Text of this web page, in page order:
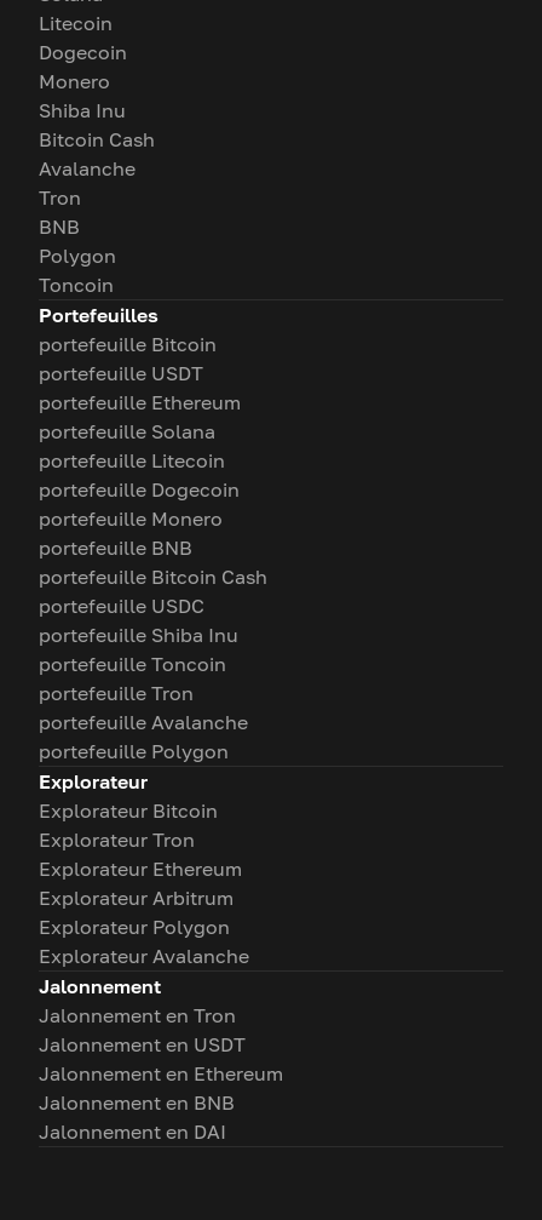
Litecoin
Dogecoin
Monero
Shiba Inu
Bitcoin Cash
Avalanche
Tron
BNB
Polygon
Toncoin
Portefeuilles
portefeuille Bitcoin
portefeuille USDT
portefeuille Ethereum
portefeuille Solana
portefeuille Litecoin
portefeuille Dogecoin
portefeuille Monero
portefeuille BNB
portefeuille Bitcoin Cash
portefeuille USDC
portefeuille Shiba Inu
portefeuille Toncoin
portefeuille Tron
portefeuille Avalanche
portefeuille Polygon
Explorateur
Explorateur Bitcoin
Explorateur Tron
Explorateur Ethereum
Explorateur Arbitrum
Explorateur Polygon
Explorateur Avalanche
Jalonnement
Jalonnement en Tron
Jalonnement en USDT
Jalonnement en Ethereum
Jalonnement en BNB
Jalonnement en DAI